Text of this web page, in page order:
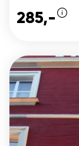
285,-